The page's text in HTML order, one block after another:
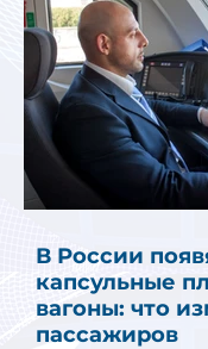
В России
капсульные
вагоны: что
пассажиров